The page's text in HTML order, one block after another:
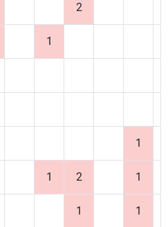
2
1
1
1 2 1
1 1